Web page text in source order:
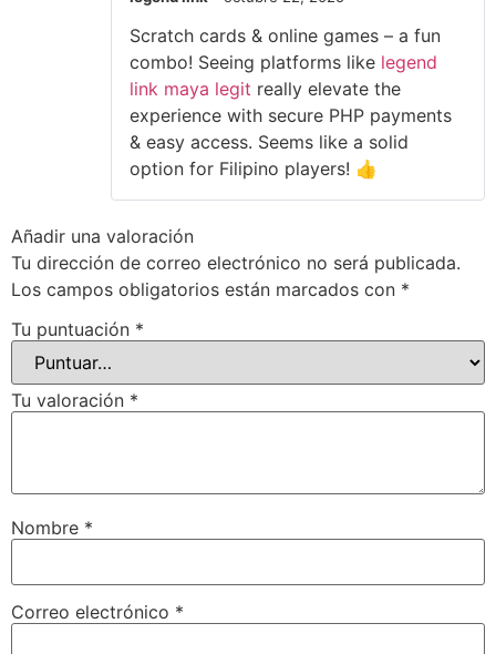
Scratch cards & online games – a fun
combo! Seeing platforms like legend
link maya legit really elevate the
experience with secure PHP payments
& easy access. Seems like a solid
option for Filipino players! 👍
Añadir una valoración
Tu dirección de correo electrónico no será publicada.
Los campos obligatorios están marcados con *
Tu puntuación *
Tu valoración *
Nombre *
Correo electrónico *